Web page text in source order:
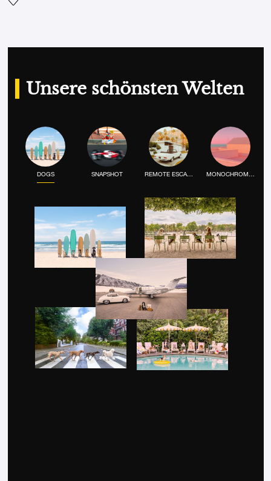
Unsere schönsten Welten
DOGS SNAPSHOT REMOTE ESCAPE MONOCHROME MOOD